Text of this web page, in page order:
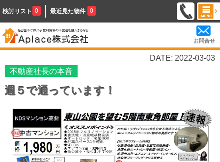
検討リスト 0 最近見た物件 0
お問合せ
DATE: 2022-03-03
不動産社長の本音
週５で通っています！